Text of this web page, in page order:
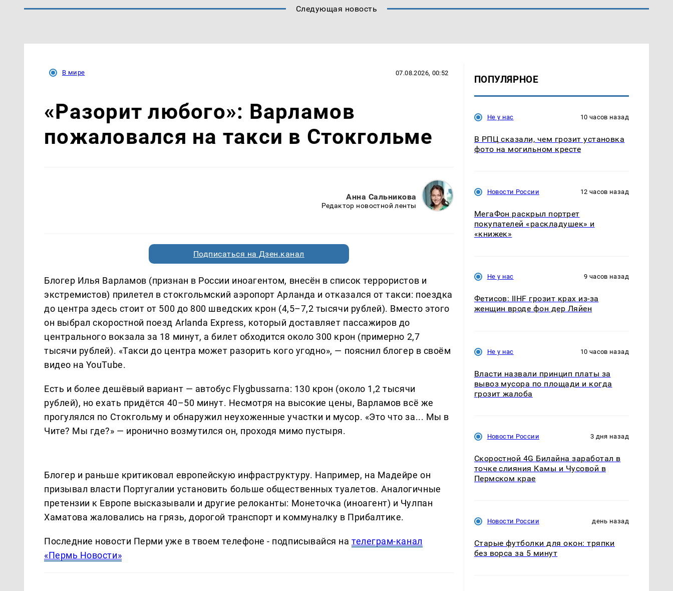
Следующая новость
В мире 07.08.2026, 00:52
«Разорит любого»: Варламов
пожаловался на такси в Стокгольме
Анна Сальникова
Редактор новостной ленты
Подписаться на Дзен.канал
Блогер Илья Варламов (признан в России иноагентом, внесён в список террористов и
экстремистов) прилетел в стокгольмский аэропорт Арланда и отказался от такси: поездка
до центра здесь стоит от 500 до 800 шведских крон (4,5–7,2 тысячи рублей). Вместо этого
он выбрал скоростной поезд Arlanda Express, который доставляет пассажиров до
центрального вокзала за 18 минут, а билет обходится около 300 крон (примерно 2,7
тысячи рублей). «Такси до центра может разорить кого угодно», — пояснил блогер в своём
видео на YouTube.
Есть и более дешёвый вариант — автобус Flygbussarna: 130 крон (около 1,2 тысячи
рублей), но ехать придётся 40–50 минут. Несмотря на высокие цены, Варламов всё же
прогулялся по Стокгольму и обнаружил неухоженные участки и мусор. «Это что за... Мы в
Чите? Мы где?» — иронично возмутился он, проходя мимо пустыря.
Блогер и раньше критиковал европейскую инфраструктуру. Например, на Мадейре он
призывал власти Португалии установить больше общественных туалетов. Аналогичные
претензии к Европе высказывали и другие релоканты: Монеточка (иноагент) и Чулпан
Хаматова жаловались на грязь, дорогой транспорт и коммуналку в Прибалтике.
Последние новости Перми уже в твоем телефоне - подписывайся нателеграм-канал
«Пермь Новости»
ПОПУЛЯРНОЕ
Не у нас 10 часов назад
В РПЦ сказали, чем грозит установка
фото на могильном кресте
Новости России 12 часов назад
МегаФон раскрыл портрет
покупателей «раскладушек» и
«книжек»
Не у нас 9 часов назад
Фетисов: IIHF грозит крах из-за
женщин вроде фон дер Ляйен
Не у нас 10 часов назад
Власти назвали принцип платы за
вывоз мусора по площади и когда
грозит жалоба
Новости России 3 дня назад
Скоростной 4G Билайна заработал в
точке слияния Камы и Чусовой в
Пермском крае
Новости России день назад
Старые футболки для окон: тряпки
без ворса за 5 минут